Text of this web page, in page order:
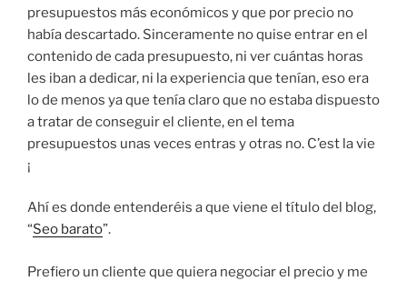
presupuestos más económicos y que por precio no
había descartado. Sinceramente no quise entrar en el
contenido de cada presupuesto, ni ver cuántas horas
les iban a dedicar, ni la experiencia que tenían, eso era
lo de menos ya que tenía claro que no estaba dispuesto
a tratar de conseguir el cliente, en el tema
presupuestos unas veces entras y otras no. C’est la vie
¡
Ahí es donde entenderéis a que viene el título del blog,
“Seo barato”.
Prefiero un cliente que quiera negociar el precio y me